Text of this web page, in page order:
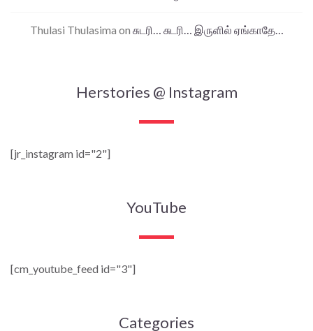
Thulasi Thulasima on சுடரி… சுடரி… இருளில் ஏங்காதே…
Herstories @ Instagram
[jr_instagram id="2"]
YouTube
[cm_youtube_feed id="3"]
Categories